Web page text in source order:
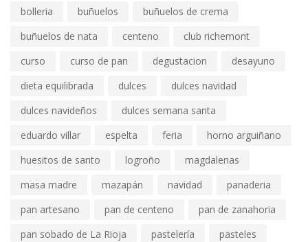
bolleria
buñuelos
buñuelos de crema
buñuelos de nata
centeno
club richemont
curso
curso de pan degustacion
desayuno
dieta equilibrada
dulces
dulces navidad
dulces navideños
dulces semana santa
eduardo villar
espelta feria
horno arguiñano
huesitos de santo
logroño
magdalenas
masa madre
mazapán navidad
panaderia
pan artesano
pan de centeno
pan de zanahoria
pan sobado de La Rioja
pastelería
pasteles